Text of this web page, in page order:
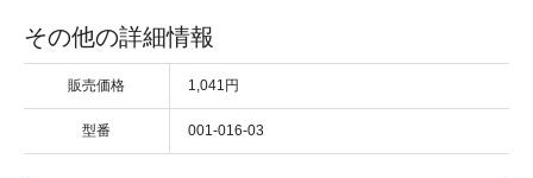
その他の詳細情報
販売価格 1,041円
型番 001-016-03